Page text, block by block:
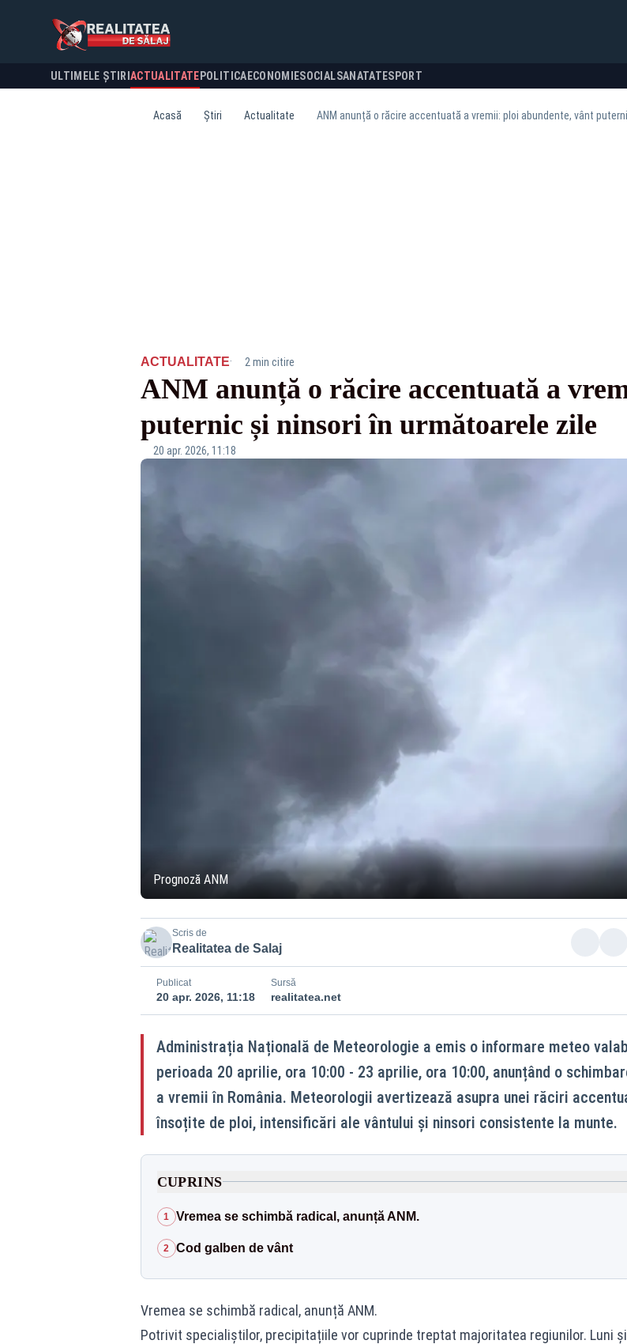
ULTIMELE ȘTIRI ACTUALITATE POLITICA ECONOMIESOCIALSANATATESPORT
Acasă Știri Actualitate ANM anunță o răcire accentuată a vremii: ploi abundente, vânt
ACTUALITATE· 2 min citire
ANM anunță o răcire accentuată a
puternic și ninsori în următoarele zile
20 apr. 2026, 11:18
Prognoză ANM
Scris de
Realitatea de Salaj
Publicat
20 apr. 2026, 11:18
Sursă
realitatea.net
Administrația Națională de Meteorologie a emis o informare meteo
perioada 20 aprilie, ora 10:00 - 23 aprilie, ora 10:00, anunțând o
a vremii în România. Meteorologii avertizează asupra unei răciri
însoțite de ploi, intensificări ale vântului și ninsori consistente la munte.
CUPRINS
1 Vremea se schimbă radical, anunță ANM.
2 Cod galben de vânt
Vremea se schimbă radical, anunță ANM.
Potrivit specialiștilor,precipitațiile vor cuprinde treptat majoritatea regiunilor. Luni